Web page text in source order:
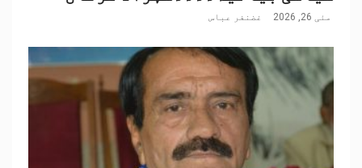
مئی 26, 2026 غضنفر عباس